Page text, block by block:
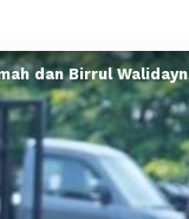
dan Birrul Walidayn